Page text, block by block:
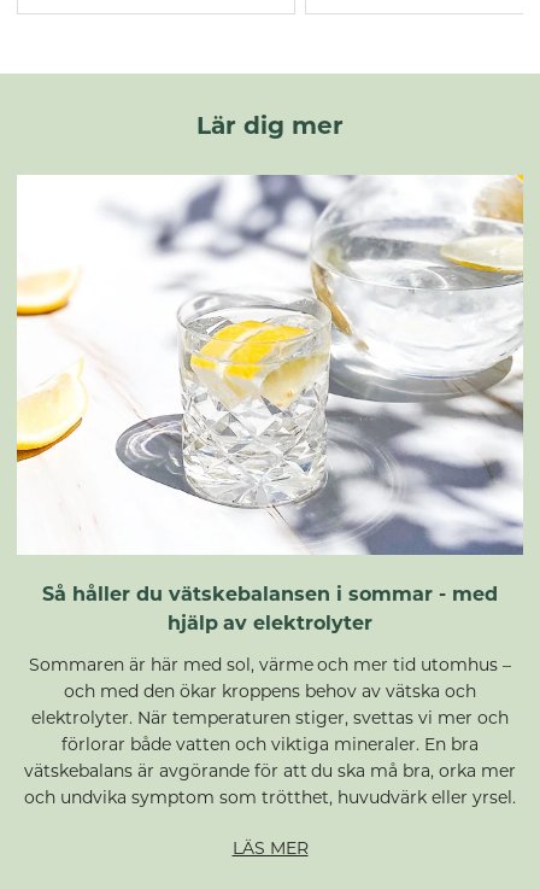
Lär dig mer
Så håller du vätskebalansen i sommar - med
hjälp av elektrolyter
Sommaren är här med sol, värme och mer tid utomhus –
och med den ökar kroppens behov av vätska och
elektrolyter. När temperaturen stiger, svettas vi mer och
förlorar både vatten och viktiga mineraler. En bra
vätskebalans är avgörande för att du ska må bra, orka mer
och undvika symptom som trötthet, huvudvärk eller yrsel.
LÄS MER